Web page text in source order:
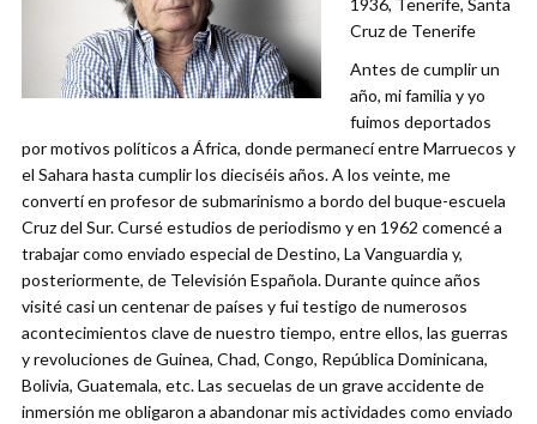
1936, Tenerife, Santa
Cruz de Tenerife
Antes de cumplir un
año, mi familia y yo
fuimos deportados
por motivos políticos a África, donde permanecí entre Marruecos y
el Sahara hasta cumplir los dieciséis años. A los veinte, me
convertí en profesor de submarinismo a bordo del buque-escuela
Cruz del Sur. Cursé estudios de periodismo y en 1962 comencé a
trabajar como enviado especial de Destino, La Vanguardia y,
posteriormente, de Televisión Española. Durante quince años
visité casi un centenar de países y fui testigo de numerosos
acontecimientos clave de nuestro tiempo, entre ellos, las guerras
y revoluciones de Guinea, Chad, Congo, República Dominicana,
Bolivia, Guatemala, etc. Las secuelas de un grave accidente de
inmersión me obligaron a abandonar mis actividades como enviado